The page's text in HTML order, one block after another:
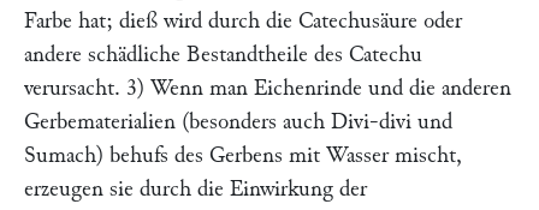
Farbe hat; dieß wird durch die Catechusäure oder
andere schädliche Bestandtheile des Catechu
verursacht. 3) Wenn man Eichenrinde und die anderen
Gerbematerialien (besonders auch Divi-divi und
Sumach) behufs des Gerbens mit Wasser mischt,
erzeugen sie durch die Einwirkung der